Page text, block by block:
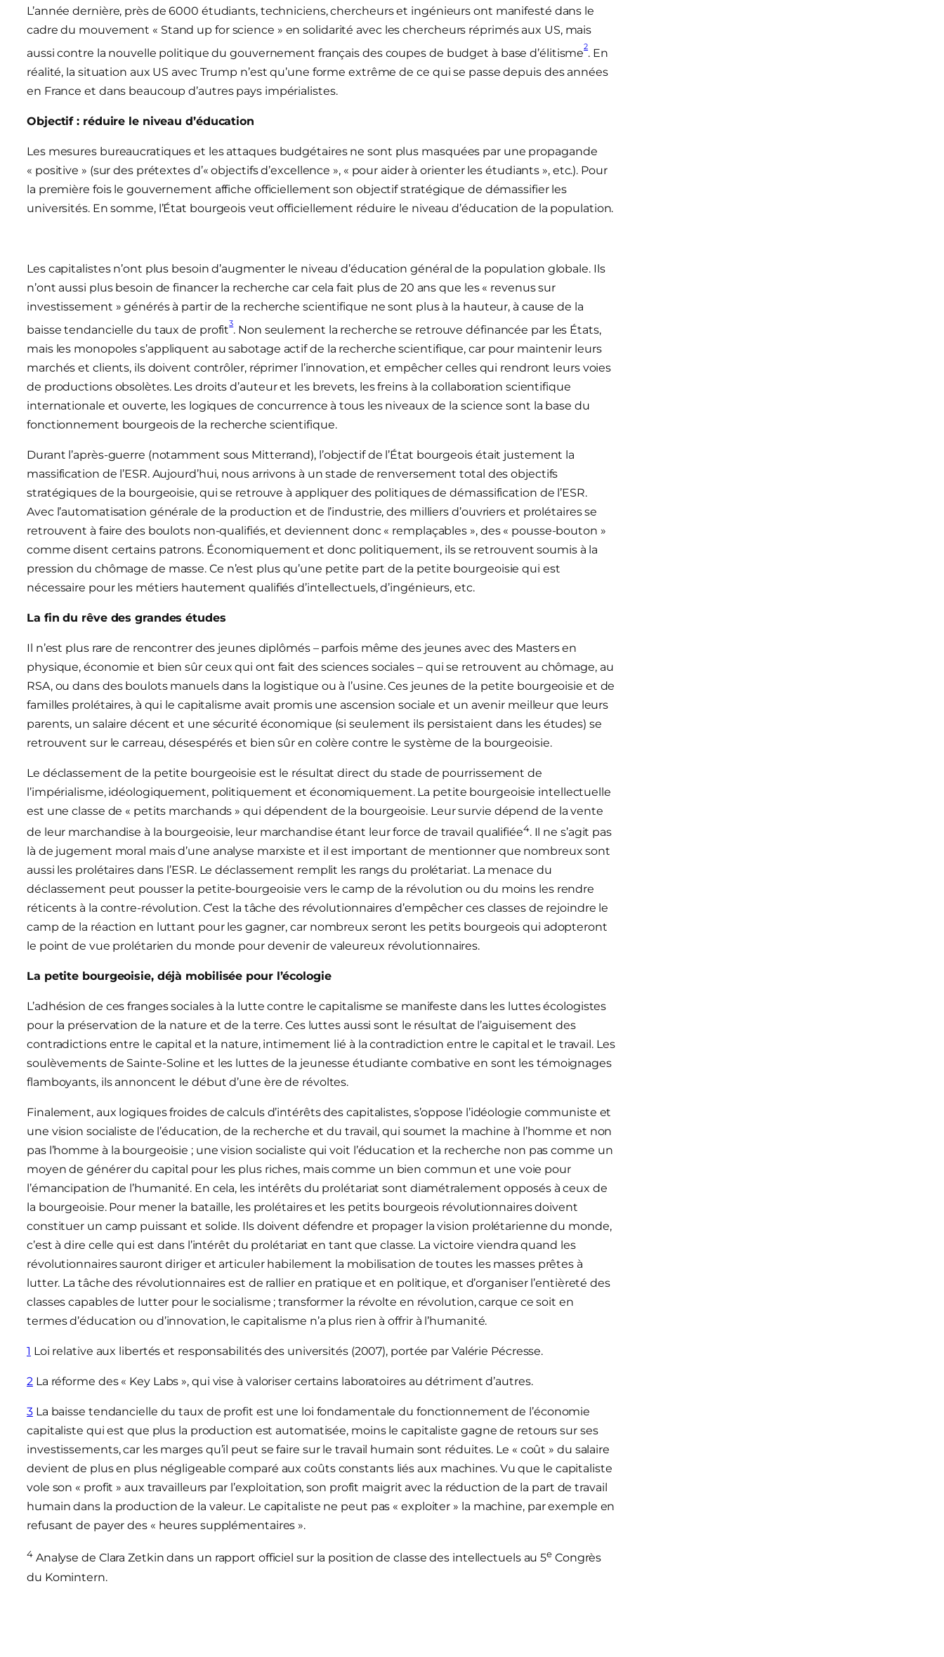
L’année dernière, près de 6000 étudiants, techniciens, chercheurs et ingénieurs ont manifesté dans le
cadre du mouvement « Stand up for science » en solidarité avec les chercheurs réprimés aux US, mais
aussi contre la nouvelle politique du gouvernement français des coupes de budget à base d’élitisme
2
. En
réalité, la situation aux US avec Trump n’est qu’une forme extrême de ce qui se passe depuis des années
en France et dans beaucoup d’autres pays impérialistes.
Objectif : réduire le niveau d’éducation
Les mesures bureaucratiques et les attaques budgétaires ne sont plus masquées par une propagande
« positive » (sur des prétextes d’« objectifs d’excellence », « pour aider à orienter les étudiants », etc.). Pour
la première fois le gouvernement affiche officiellement son objectif stratégique de démassifier les
universités. En somme, l’État bourgeois veut officiellement réduire le niveau d’éducation de la population.
Les capitalistes n’ont plus besoin d’augmenter le niveau d’éducation général de la population globale. Ils
n’ont aussi plus besoin de financer la recherche car cela fait plus de 20 ans que les « revenus sur
investissement » générés à partir de la recherche scientifique ne sont plus à la hauteur, à cause de la
baisse tendancielle du taux de profit
3
. Non seulement la recherche se retrouve définancée par les États,
mais les monopoles s’appliquent au sabotage actif de la recherche scientifique, car pour maintenir leurs
marchés et clients, ils doivent contrôler, réprimer l’innovation, et empêcher celles qui rendront leurs voies
de productions obsolètes. Les droits d’auteur et les brevets, les freins à la collaboration scientifique
internationale et ouverte, les logiques de concurrence à tous les niveaux de la science sont la base du
fonctionnement bourgeois de la recherche scientifique.
Durant l’après-guerre (notamment sous Mitterrand), l’objectif de l’État bourgeois était justement la
massification de l’ESR. Aujourd’hui, nous arrivons à un stade de renversement total des objectifs
stratégiques de la bourgeoisie, qui se retrouve à appliquer des politiques de démassification de l’ESR.
Avec l’automatisation générale de la production et de l’industrie, des milliers d’ouvriers et prolétaires se
retrouvent à faire des boulots non-qualifiés, et deviennent donc « remplaçables », des « pousse-bouton »
comme disent certains patrons. Économiquement et donc politiquement, ils se retrouvent soumis à la
pression du chômage de masse. Ce n’est plus qu’une petite part de la petite bourgeoisie qui est
nécessaire pour les métiers hautement qualifiés d’intellectuels, d’ingénieurs, etc.
La fin du rêve des grandes études
Il n’est plus rare de rencontrer des jeunes diplômés – parfois même des jeunes avec des Masters en
physique, économie et bien sûr ceux qui ont fait des sciences sociales – qui se retrouvent au chômage, au
RSA, ou dans des boulots manuels dans la logistique ou à l’usine. Ces jeunes de la petite bourgeoisie et de
familles prolétaires, à qui le capitalisme avait promis une ascension sociale et un avenir meilleur que leurs
parents, un salaire décent et une sécurité économique (si seulement ils persistaient dans les études) se
retrouvent sur le carreau, désespérés et bien sûr en colère contre le système de la bourgeoisie.
Le déclassement de la petite bourgeoisie est le résultat direct du stade de pourrissement de
l’impérialisme, idéologiquement, politiquement et économiquement. La petite bourgeoisie intellectuelle
est une classe de « petits marchands » qui dépendent de la bourgeoisie. Leur survie dépend de la vente
de leur marchandise à la bourgeoisie, leur marchandise étant leur force de travail qualifiée4. Il ne s’agit pas
là de jugement moral mais d’une analyse marxiste et il est important de mentionner que nombreux sont
aussi les prolétaires dans l’ESR. Le déclassement remplit les rangs du prolétariat. La menace du
déclassement peut pousser la petite-bourgeoisie vers le camp de la révolution ou du moins les rendre
réticents à la contre-révolution. C’est la tâche des révolutionnaires d’empêcher ces classes de rejoindre le
camp de la réaction en luttant pour les gagner, car nombreux seront les petits bourgeois qui adopteront
le point de vue prolétarien du monde pour devenir de valeureux révolutionnaires.
La petite bourgeoisie, déjà mobilisée pour l’écologie
L’adhésion de ces franges sociales à la lutte contre le capitalisme se manifeste dans les luttes écologistes
pour la préservation de la nature et de la terre. Ces luttes aussi sont le résultat de l’aiguisement des
contradictions entre le capital et la nature, intimement lié à la contradiction entre le capital et le travail. Les
soulèvements de Sainte-Soline et les luttes de la jeunesse étudiante combative en sont les témoignages
flamboyants, ils annoncent le début d’une ère de révoltes.
Finalement, aux logiques froides de calculs d’intérêts des capitalistes, s’oppose l’idéologie communiste et
une vision socialiste de l’éducation, de la recherche et du travail, qui soumet la machine à l’homme et non
pas l’homme à la bourgeoisie ; une vision socialiste qui voit l’éducation et la recherche non pas comme un
moyen de générer du capital pour les plus riches, mais comme un bien commun et une voie pour
l’émancipation de l’humanité. En cela, les intérêts du prolétariat sont diamétralement opposés à ceux de
la bourgeoisie. Pour mener la bataille, les prolétaires et les petits bourgeois révolutionnaires doivent
constituer un camp puissant et solide. Ils doivent défendre et propager la vision prolétarienne du monde,
c’est à dire celle qui est dans l’intérêt du prolétariat en tant que classe. La victoire viendra quand les
révolutionnaires sauront diriger et articuler habilement la mobilisation de toutes les masses prêtes à
lutter. La tâche des révolutionnaires est de rallier en pratique et en politique, et d’organiser l’entièreté des
classes capables de lutter pour le socialisme ; transformer la révolte en révolution, carque ce soit en
termes d’éducation ou d’innovation, le capitalisme n’a plus rien à offrir à l’humanité.
1 Loi relative aux libertés et responsabilités des universités (2007), portée par Valérie Pécresse.
2La réforme des « Key Labs », qui vise à valoriser certains laboratoires au détriment d’autres.
3La baisse tendancielle du taux de profit est une loi fondamentale du fonctionnement de l’économie
capitaliste qui est que plus la production est automatisée, moins le capitaliste gagne de retours sur ses
investissements, car les marges qu’il peut se faire sur le travail humain sont réduites. Le « coût » du salaire
devient de plus en plus négligeable comparé aux coûts constants liés aux machines. Vu que le capitaliste
vole son « profit » aux travailleurs par l’exploitation, son profit maigrit avec la réduction de la part de travail
humain dans la production de la valeur. Le capitaliste ne peut pas « exploiter » la machine, par exemple en
refusant de payer des « heures supplémentaires ».
4Analyse de Clara Zetkin dans un rapport officiel sur la position de classe des intellectuels au 5e Congrès
du Komintern.